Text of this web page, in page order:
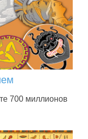
700 миллионов